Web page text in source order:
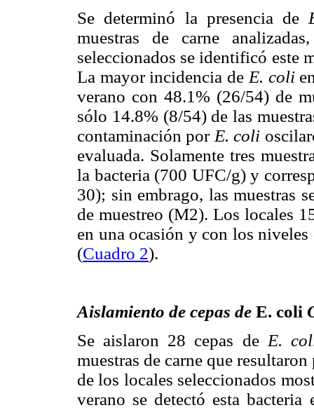
Se determinó la presencia de
muestras de carne
seleccionados se identificó este
La mayor incidencia de E. coli
verano con 48.1% (26/54) de
sólo 14.8% (8/54) de las
contaminación por E. coli
evaluada. Solamente tres
la bacteria (700 UFC/g) y
30); sin embrago, las muestras
de muestreo (M2). Los locales
en una ocasión y con los
(Cuadro 2).
Aislamiento de cepas de E. coli
Se aislaron 28 cepas de E.
muestras de carne que
de los locales seleccionados
verano se detectó esta bacteria